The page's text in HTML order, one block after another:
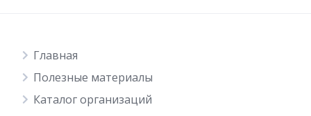
Главная
Полезные материалы
Каталог организаций